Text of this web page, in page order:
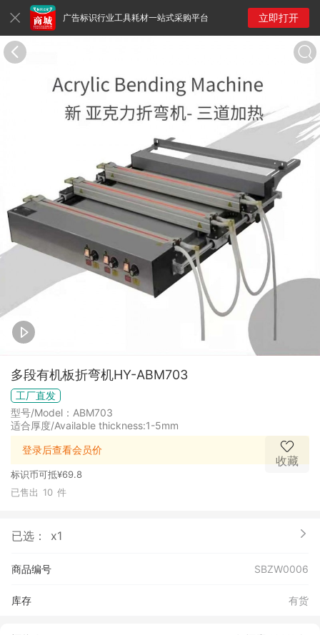
广告标识行业工具耗材一站式采购平台 立即打开
多段有机板折弯机HY-ABM703
工厂直发
型号/Model：ABM703
适合厚度/Available thickness:1-5mm
登录后查看会员价
标识币可抵¥69.8
收藏
已售出 10 件
已选： x1
商品编号 SBZW0006
库存 有货